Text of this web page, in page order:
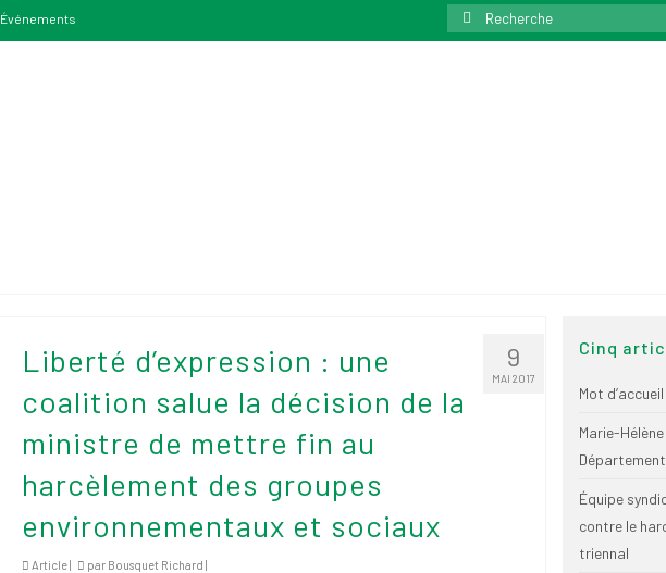
Événements
Rechercher
:
9
MAI 2017
Liberté d’expression : une
coalition salue la décision de la
ministre de mettre fin au
harcèlement des groupes
environnementaux et sociaux
Article | par Bousquet Richard |
Cinq
Mot d’accueil
Marie-
Équipe
contre le
triennal